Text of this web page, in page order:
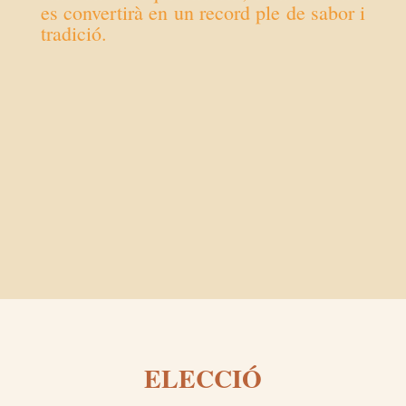
es convertirà en un record ple de sabor i
tradició.
ELECCIÓ